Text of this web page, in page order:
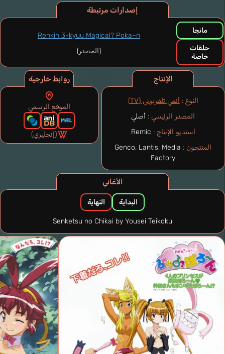
الإنتاج
النوع :أنمي تلفزيوني (TV)
المصدر الرئيسي : أصلي
استديو الإنتاج : Remic
المنتجون : Genco, Lantis, Media
Factory
إصدارات مرتبطة
مانجا
حلقات
خاصة
Renkin 3-kyuu Magical? Poka~n
(المصدر)
الأغاني
البداية النهاية
Senketsu no Chikai by Yousei Teikoku
روابط خارجية
الموقع الرسمي
(إنجليزي)